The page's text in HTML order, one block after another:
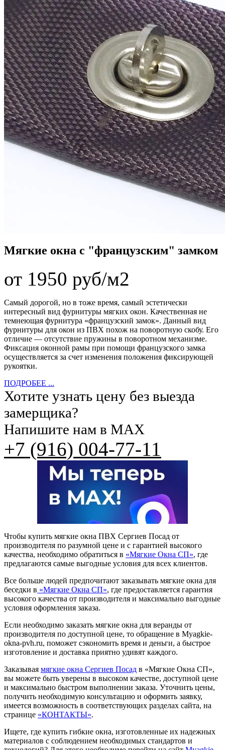
Мягкие окна с "французским" замком
от 1950 руб/м2
Самый дорогой, но в тоже время, самый эстетически
интересный вид фурнитуры мягких окон. Качественная не
темнеющая фурнитура «французский замок». Данный вид
фурнитуры для окон из ПВХ похож на поворотную скобу. Его
отличие — отсутствие пружины в поворотном механизме.
Фиксация оконной рамы при помощи французского замка
осуществляется за счет изменения положения фиксирующей
рукоятки.
ПОДРОБЕЕ ...
Хотите узнать цену без выезда
замерщика?
Напишите нам в MAX
+7 (916) 004-77-11
Чтобы купить мягкие окна ПВХ Сергиев Посад от
производителя по разумной цене и с гарантией высокого
качества, необходимо обратиться в «Мягкие Окна СП», где
предлагаются самые выгодные условия для всех клиентов.
Все больше людей предпочитают заказывать мягкие окна для
беседки в «Мягкие Окна СП», где предоставляется гарантия
высокого качества от производителя и максимально выгодные
условия оформления заказа.
Если необходимо заказать мягкие окна для веранды от
производителя по доступной цене, то обращение в Myagkie-
okna-pvh.ru, поможет сэкономить время и деньги, а быстрое
изготовление и доставка приятно удивят каждого.
Заказывая мягкие окна Сергиев Посад в «Мягкие Окна СП»,
вы можете быть уверены в высоком качестве, доступной цене
и максимально быстром выполнении заказа. Уточнить цены,
получить необходимую консультацию и оформить заявку,
имеется возможность в соответствующих разделах сайта, на
странице «КОНТАКТЫ».
Ищете, где купить гибкие окна, изготовленные их надежных
материалов с соблюдением необходимых стандартов и